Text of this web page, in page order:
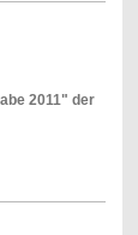
2011" der